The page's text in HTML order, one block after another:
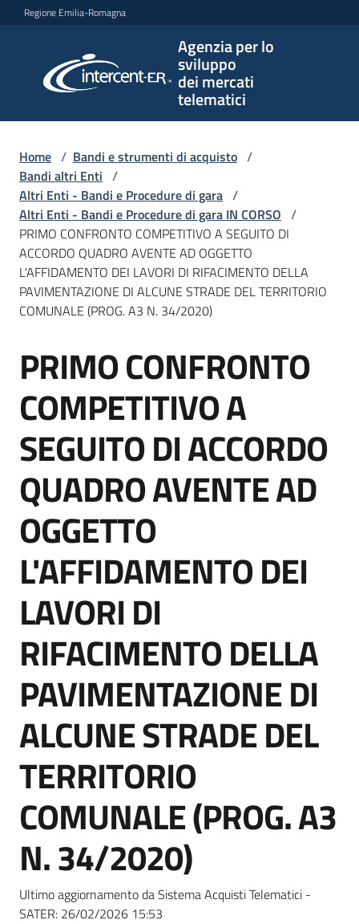
Vai al contenuto
Vai alla navigazione
Vai al footer
Regione Emilia-Romagna
Agenzia per lo
sviluppo
dei mercati
telematici
per lo
sviluppo
telematici
L'Agenzia
Bandi
e
di
acquisto
Supporto
Piattaforme
telematiche
English
site
Seguici
su
Home / Bandi e strumenti di acquisto /
Bandi altri Enti /
Altri Enti - Bandi e Procedure di gara /
Altri Enti - Bandi e Procedure di gara IN CORSO /
PRIMO CONFRONTO COMPETITIVO A SEGUITO DI
ACCORDO QUADRO AVENTE AD OGGETTO
L'AFFIDAMENTO DEI LAVORI DI RIFACIMENTO DELLA
PAVIMENTAZIONE DI ALCUNE STRADE DEL TERRITORIO
COMUNALE (PROG. A3 N. 34/2020)
Salta al contenuto
PRIMO CONFRONTO
COMPETITIVO A
SEGUITO DI ACCORDO
QUADRO AVENTE AD
OGGETTO
L'AFFIDAMENTO DEI
LAVORI DI
RIFACIMENTO DELLA
PAVIMENTAZIONE DI
ALCUNE STRADE DEL
TERRITORIO
COMUNALE (PROG. A3
N. 34/2020)
Ultimo aggiornamento da Sistema Acquisti Telematici -
SATER: 26/02/2026 15:53